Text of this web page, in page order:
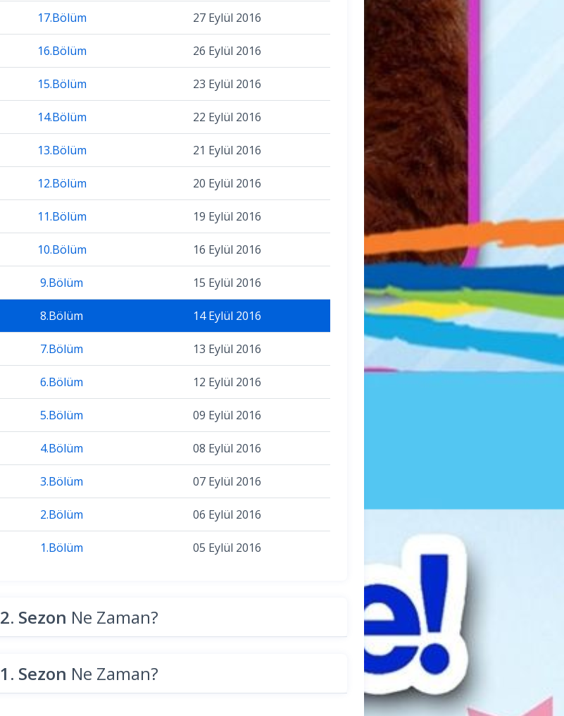
17.Bölüm 27 Eylül 2016
16.Bölüm 26 Eylül 2016
15.Bölüm 23 Eylül 2016
14.Bölüm 22 Eylül 2016
13.Bölüm 21 Eylül 2016
12.Bölüm 20 Eylül 2016
11.Bölüm 19 Eylül 2016
10.Bölüm 16 Eylül 2016
9.Bölüm 15 Eylül 2016
8.Bölüm 14 Eylül 2016
7.Bölüm 13 Eylül 2016
6.Bölüm 12 Eylül 2016
5.Bölüm 09 Eylül 2016
4.Bölüm 08 Eylül 2016
3.Bölüm 07 Eylül 2016
2.Bölüm 06 Eylül 2016
1.Bölüm 05 Eylül 2016
2. Sezon Ne Zaman?
1. Sezon Ne Zaman?